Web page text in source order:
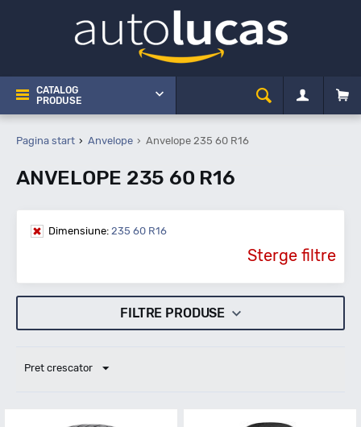
CATALOG
PRODUSE
Pagina start Anvelope Anvelope 235 60 R16
ANVELOPE 235 60 R16
Dimensiune: 235 60 R16
Sterge filtre
FILTRE PRODUSE
Pret crescator